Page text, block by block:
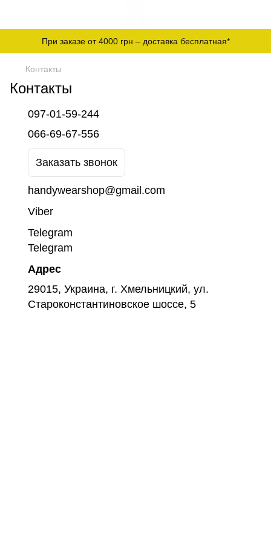
При заказе от 4000 грн – доставка бесплатная*
Контакты
Контакты
097-01-59-244
066-69-67-556
Заказать звонок
handywearshop@gmail.com
Viber
Telegram
Telegram
Адрес
29015, Украина, г. Хмельницкий, ул.
Староконстантиновское шоссе, 5